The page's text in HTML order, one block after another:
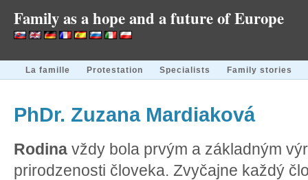
Family as a hope and a future of Europe
La famille Protestation Specialists Family stories
PhDr. Zuzana Mardiaková
Rodina vždy bola prvým a základným
prirodzenosti človeka. Zvyčajne každý